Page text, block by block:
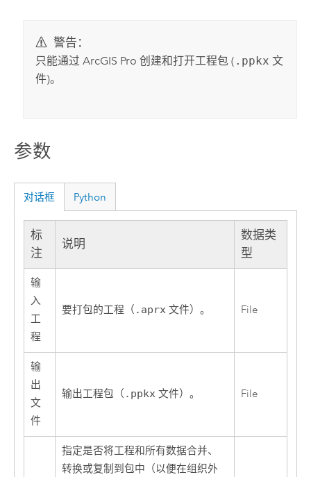
警告：
只能通过ArcGIS Pro 创建和打开工程包 ( .ppkx 文
件)。
参数
对话框 Python
标
注
说明
数据类
型
输
入
工
程
要打包的工程（ .aprx文件）。 File
输
出
文
件
输出工程包（ .ppkx文件）。 File
指定是否将工程和所有数据合并、
转换或复制到包中（以便在组织外